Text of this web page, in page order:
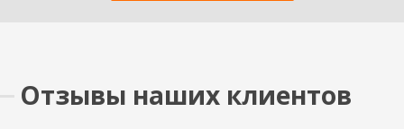
Отзывы наших клиентов